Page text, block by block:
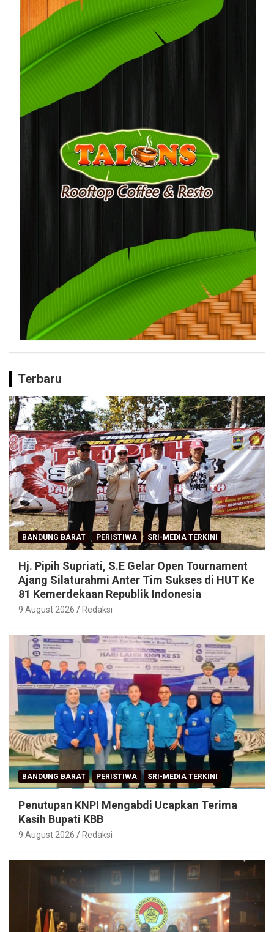
Terbaru
BANDUNG BARAT PERISTIWA SRI-MEDIA TERKINI
Hj. Pipih Supriati, S.E Gelar Open Tournament
Ajang Silaturahmi Anter Tim Sukses di HUT Ke
81 Kemerdekaan Republik Indonesia
9 August 2026 Redaksi
BANDUNG BARAT PERISTIWA SRI-MEDIA TERKINI
Penutupan KNPI Mengabdi Ucapkan Terima
Kasih Bupati KBB
9 August 2026 Redaksi